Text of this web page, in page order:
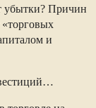
убытки? Причин
и